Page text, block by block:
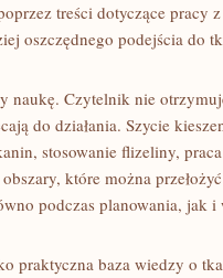
treści dotyczące pracy
oszczędnego podejścia do
naukę. Czytelnik nie
do działania. Szycie
stosowanie flizeliny,
które można
podczas planowania, jak
praktyczna baza wiedzy o